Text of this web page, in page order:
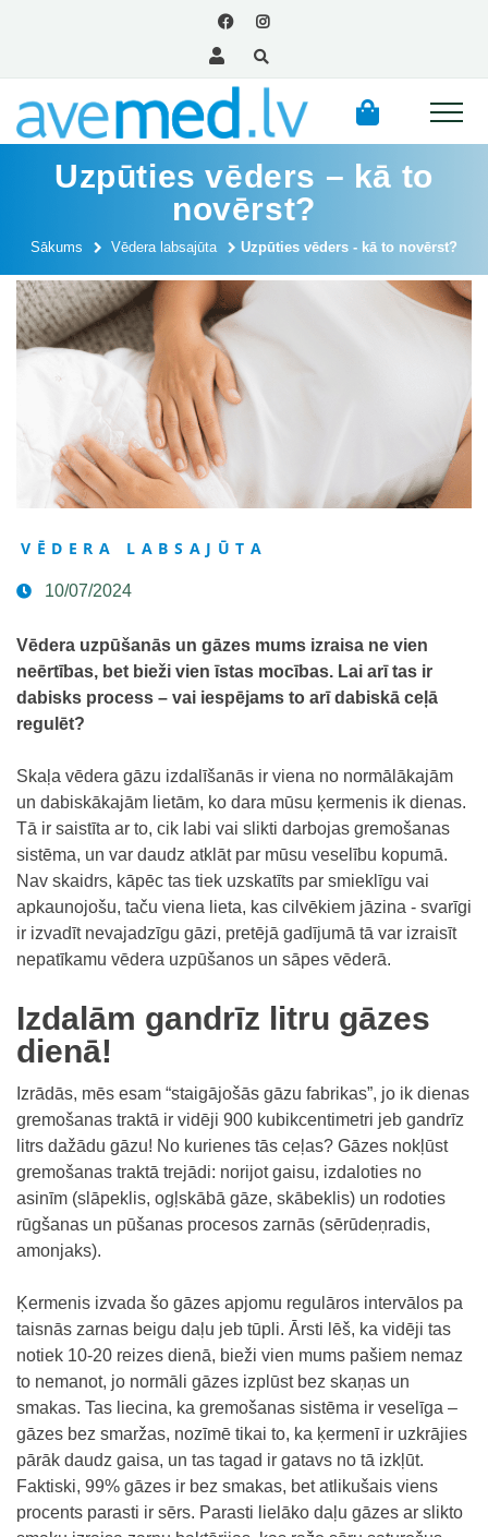
Uzpūties vēders – kā to
novērst?
Sākums Vēdera labsajūta Uzpūties vēders - kā to novērst?
VĒDERA LABSAJŪTA
10/07/2024
Vēdera uzpūšanās un gāzes mums izraisa ne vien
neērtības, bet bieži vien īstas mocības. Lai arī tas ir
dabisks process – vai iespējams to arī dabiskā ceļā
regulēt?
Skaļa vēdera gāzu izdalīšanās ir viena no normālākajām
un dabiskākajām lietām, ko dara mūsu ķermenis ik dienas.
Tā ir saistīta ar to, cik labi vai slikti darbojas gremošanas
sistēma, un var daudz atklāt par mūsu veselību kopumā.
Nav skaidrs, kāpēc tas tiek uzskatīts par smieklīgu vai
apkaunojošu, taču viena lieta, kas cilvēkiem jāzina - svarīgi
ir izvadīt nevajadzīgu gāzi, pretējā gadījumā tā var izraisīt
nepatīkamu vēdera uzpūšanos un sāpes vēderā.
Izdalām gandrīz litru gāzes
dienā!
Izrādās, mēs esam “staigājošās gāzu fabrikas”, jo ik dienas
gremošanas traktā ir vidēji 900 kubikcentimetri jeb gandrīz
litrs dažādu gāzu! No kurienes tās ceļas? Gāzes nokļūst
gremošanas traktā trejādi: norijot gaisu, izdaloties no
asinīm (slāpeklis, ogļskābā gāze, skābeklis) un rodoties
rūgšanas un pūšanas procesos zarnās (sērūdeņradis,
amonjaks).
Ķermenis izvada šo gāzes apjomu regulāros intervālos pa
taisnās zarnas beigu daļu jeb tūpli. Ārsti lēš, ka vidēji tas
notiek 10-20 reizes dienā, bieži vien mums pašiem nemaz
to nemanot, jo normāli gāzes izplūst bez skaņas un
smakas. Tas liecina, ka gremošanas sistēma ir veselīga –
gāzes bez smaržas, nozīmē tikai to, ka ķermenī ir uzkrājies
pārāk daudz gaisa, un tas tagad ir gatavs no tā izkļūt.
Faktiski, 99% gāzes ir bez smakas, bet atlikušais viens
procents parasti ir sērs. Parasti lielāko daļu gāzes ar slikto